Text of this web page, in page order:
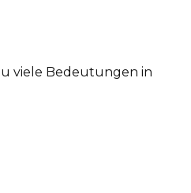
viele Bedeutungen in